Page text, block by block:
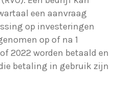
een aanvraag
op investeringen
op of na 1
2022 worden betaald en
betaling in gebruik zijn